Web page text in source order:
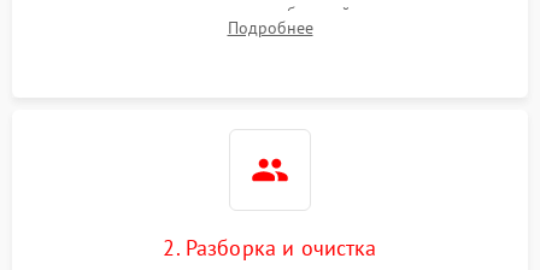
аккумулятора и тестирование базовой станции зарядки.
Оценка работы лидара, бампера и датчиков падения для
Подробнее
2. Разборка и очистка